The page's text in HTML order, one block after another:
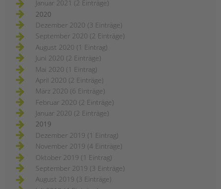
Januar 2021 (2 Einträge)
2020
Dezember 2020 (3 Einträge)
September 2020 (2 Einträge)
August 2020 (1 Eintrag)
Juni 2020 (2 Einträge)
Mai 2020 (1 Eintrag)
April 2020 (2 Einträge)
März 2020 (6 Einträge)
Februar 2020 (2 Einträge)
Januar 2020 (2 Einträge)
2019
Dezember 2019 (1 Eintrag)
November 2019 (4 Einträge)
Oktober 2019 (1 Eintrag)
September 2019 (3 Einträge)
August 2019 (3 Einträge)